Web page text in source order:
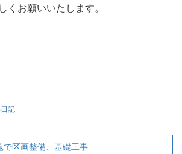
くお願いいたします。
記
で区画整備、基礎工事